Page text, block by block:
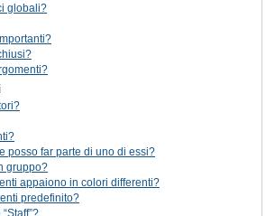
globali?
posso far parte di uno di essi?
gruppo?
appaiono in colori differenti?
predefinito?